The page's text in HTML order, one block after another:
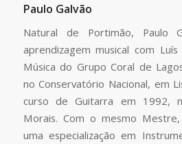
Paulo Galvão
Natural de Portimão, Paulo
aprendizagem musical com
Música do Grupo Coral de
no Conservatório Nacional, em
curso de Guitarra em 1992,
Morais. Com o mesmo
uma especialização em